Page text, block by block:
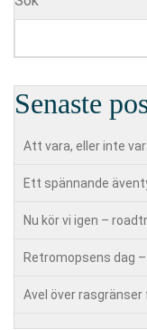
Senaste
Att vara, eller inte
Ett spännande
Nu kör vi igen –
Retromopsens dag
Avel över